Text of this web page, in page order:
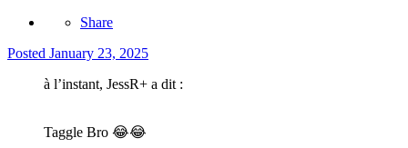
Share
Posted January 23, 2025
à l’instant, JessR+ a dit :
Taggle Bro 😂😂